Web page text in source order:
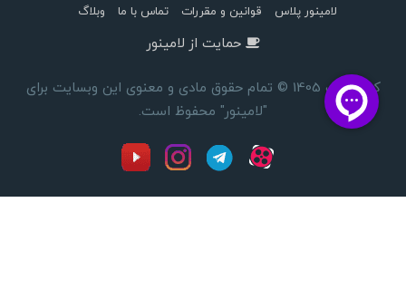
لامینور پلاس قوانین و مقررات تماس با ما وبلاگ
حمایت از لامینور
کپی رایت 1405 © تمام حقوق مادی و معنوی این وبسایت برای
"لامینور" محفوظ است.